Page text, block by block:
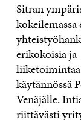
Sitran
erikokoisia
käytännössä
Venäjälle.
riittävästi